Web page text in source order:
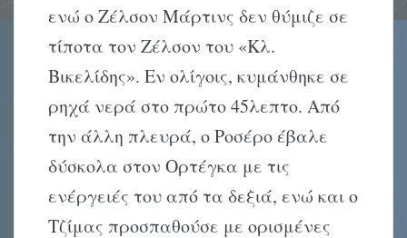
ενώ ο Ζέλσον Μάρτινς δεν θύμιζε σε
τίποτα τον Ζέλσον του «Κλ.
Βικελίδης». Εν ολίγοις, κυμάνθηκε σε
ρηχά νερά στο πρώτο 45λεπτο. Από
την άλλη πλευρά, ο Ροσέρο έβαλε
δύσκολα στον Ορτέγκα με τις
ενέργειές του από τα δεξιά, ενώ και ο
Τζίμας προσπαθούσε με ορισμένες